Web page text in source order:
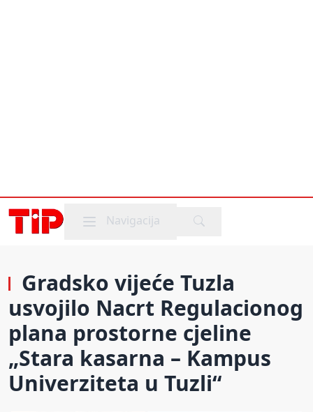
Mobile menu
Navigacija
Gradsko vijeće Tuzla
usvojilo Nacrt Regulacionog
plana prostorne cjeline
„Stara kasarna – Kampus
Univerziteta u Tuzli“